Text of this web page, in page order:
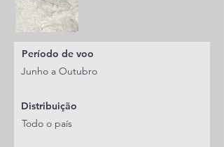
Período de voo
Junho a Outubro
Distribuição
Todo o país